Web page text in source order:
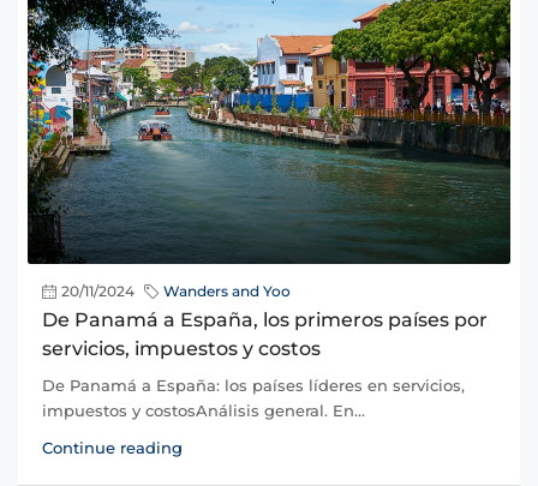
20/11/2024 Wanders and Yoo
De Panamá a España, los primeros países por
servicios, impuestos y costos
De Panamá a España: los países líderes en servicios,
impuestos y costosAnálisis general. En...
Continue reading